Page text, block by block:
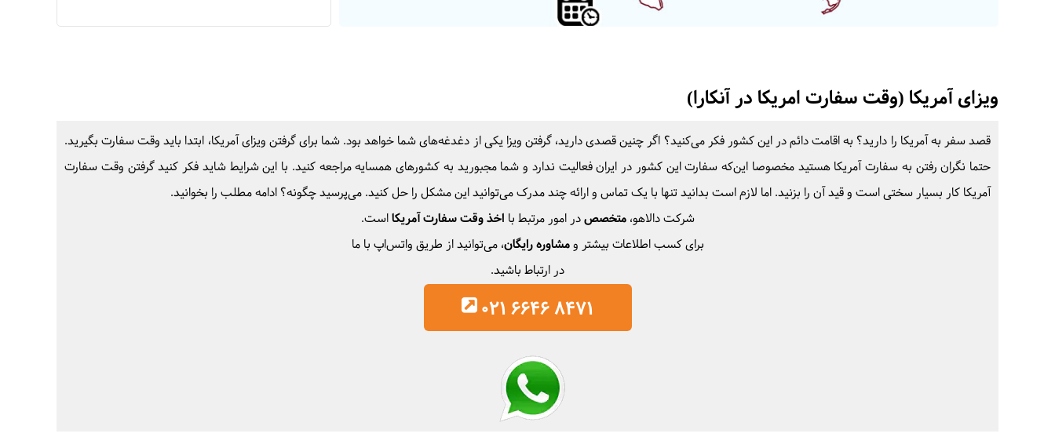
ویزای آمریکا (وقت سفارت امریکا در آنکارا)
قصد سفر به آمریکا را دارید؟ به اقامت دائم در این کشور فکر می‌کنید؟ اگر چنین قصدی دارید، گرفتن ویزا یکی از دغدغه‌های شما خواهد بود. شما برای گرفتن ویزای آمریکا، ابتدا باید وقت سفارت بگیرید.
حتما نگران رفتن به سفارت آمریکا هستید مخصوصا این‌که سفارت این کشور در ایران فعالیت ندارد و شما مجبورید به کشورهای همسایه مراجعه کنید. با این شرایط شاید فکر کنید گرفتن وقت سفارت
آمریکا کار بسیار سختی است و قید آن را بزنید. اما لازم است بدانید تنها با یک تماس و ارائه چند مدرک می‌توانید این مشکل را حل کنید. می‌پرسید چگونه؟ ادامه مطلب را بخوانید.
شرکت دالاهو،متخصصدر امور مرتبط با اخذ وقت سفارت آمریکااست.
برای کسب اطلاعات بیشتر ومشاوره رایگان، می‌توانید از طریق واتس‌اپ با ما
در ارتباط باشید.
021 6646 8471